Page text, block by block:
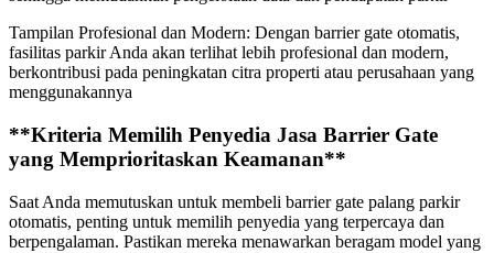
Tampilan Profesional dan Modern: Dengan barrier gate otomatis,
fasilitas parkir Anda akan terlihat lebih profesional dan modern,
berkontribusi pada peningkatan citra properti atau perusahaan yang
menggunakannya
**Kriteria Memilih Penyedia Jasa Barrier Gate
yang Memprioritaskan Keamanan**
Saat Anda memutuskan untuk membeli barrier gate palang parkir
otomatis, penting untuk memilih penyedia yang terpercaya dan
berpengalaman. Pastikan mereka menawarkan beragam model yang